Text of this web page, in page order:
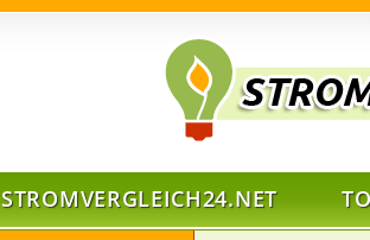
STROMVERGLEICH24.NET